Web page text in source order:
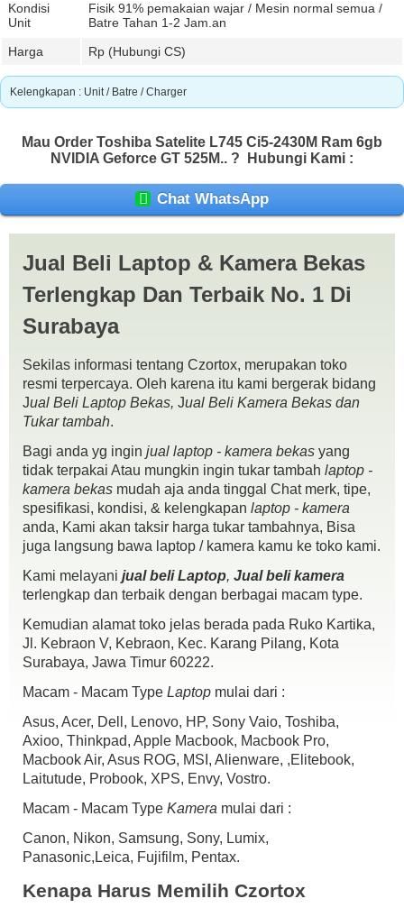
Kondisi
Unit
Fisik 91% pemakaian wajar / Mesin normal semua /
Batre Tahan 1-2 Jam.an
Harga
Rp (Hubungi CS)
Kelengkapan : Unit / Batre / Charger
Mau Order Toshiba Satelite L745 Ci5-2430M Ram 6gb
NVIDIA Geforce GT 525M.. ?
Hubungi Kami :
Chat WhatsApp
Toshiba Satelite L745 Ci5-2430M Ram 6gb NVIDIA Geforce GT
525M
Spek :
Intel Core i5-2430M
NVIDIA Geforce GT 525M
Ram 6gb
HDD 500gb
Webcam
Windows 7
Kondisi :
Fisik 91% pemakaian wajar
Batre tahan 1-2 jam.an
Kelengkapan :
Unit
Batre
Charger
Jual Beli Laptop & Kamera Bekas
Terlengkap Dan Terbaik No. 1 Di
Surabaya
Sekilas informasi tentang Czortox, merupakan toko
resmi terpercaya. Oleh karena itu kami bergerak bidang
Jual Beli Laptop Bekas, Jual Beli Kamera Bekas dan
Tukar tambah.
Bagi anda yg ingin jual laptop - kamera bekas yang
tidak terpakai Atau mungkin ingin tukar tambah laptop -
kamera bekas mudah aja anda tinggal Chat merk, tipe,
spesifikasi, kondisi, & kelengkapan laptop - kamera
anda, Kami akan taksir harga tukar tambahnya, Bisa
juga langsung bawa laptop / kamera kamu ke toko kami.
Kami melayani jual beli Laptop, Jual beli kamera
terlengkap dan terbaik dengan berbagai macam type.
Kemudian alamat toko jelas berada pada Ruko Kartika,
Jl. Kebraon V, Kebraon, Kec. Karang Pilang, Kota
Surabaya, Jawa Timur 60222.
Macam - Macam Type Laptop mulai dari :
Asus, Acer, Dell, Lenovo, HP, Sony Vaio, Toshiba,
Axioo, Thinkpad, Apple Macbook, Macbook Pro,
Macbook Air, Asus ROG, MSI, Alienware, ,Elitebook,
Laitutude, Probook, XPS, Envy, Vostro.
Macam - Macam Type Kamera mulai dari :
Canon, Nikon, Samsung, Sony, Lumix,
Panasonic,Leica, Fujifilm, Pentax.
Kenapa Harus Memilih Czortox